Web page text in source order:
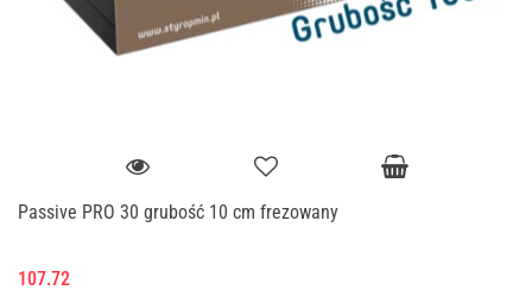
Passive PRO 30 grubość 10 cm frezowany
107.72